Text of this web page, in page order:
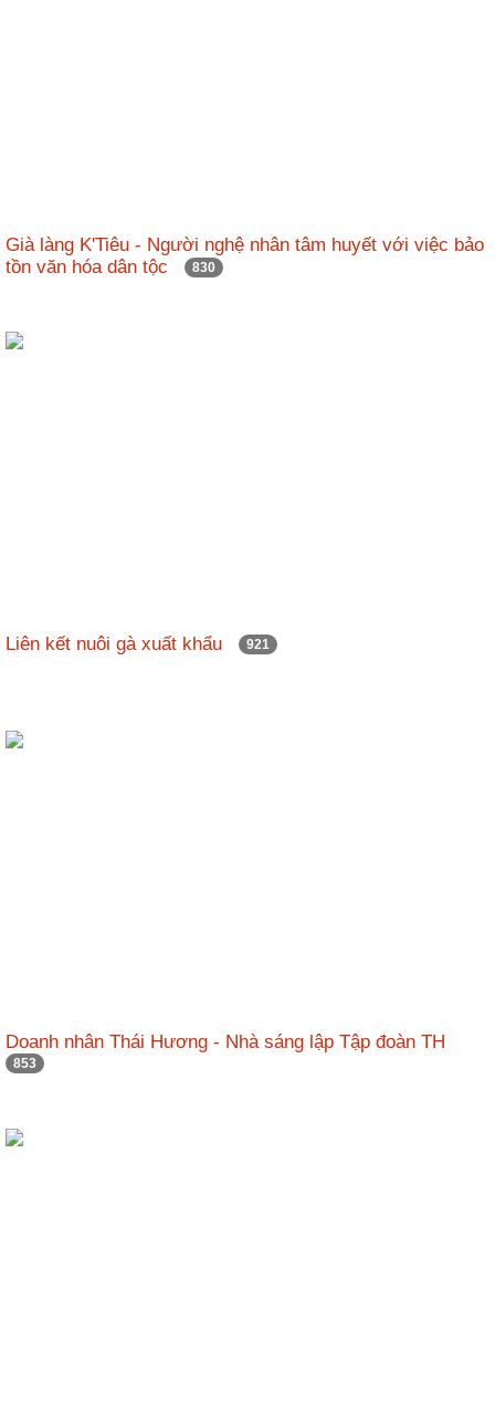
Già làng K'Tiêu - Người nghệ nhân tâm huyết với việc bảo
tồn văn hóa dân tộc
830
Liên kết nuôi gà xuất khẩu 921
Doanh nhân Thái Hương - Nhà sáng lập Tập đoàn TH
853